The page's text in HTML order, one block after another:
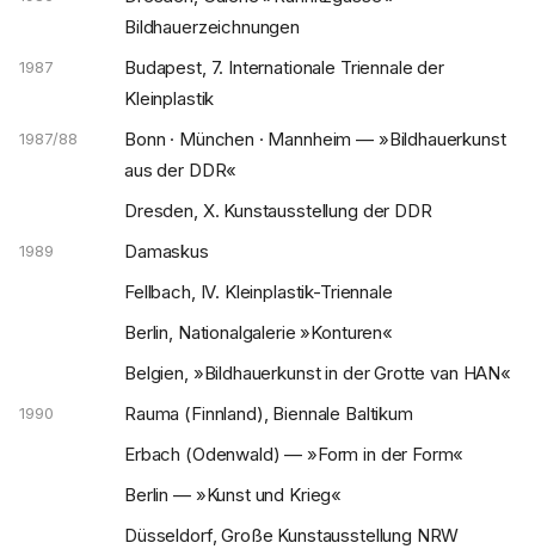
Bildhauerzeichnungen
1987
Budapest, 7. Internationale Triennale der
Kleinplastik
1987/88
Bonn · München · Mannheim — »Bildhauerkunst
aus der DDR«
Dresden, X. Kunstausstellung der DDR
1989
Damaskus
Fellbach, IV. Kleinplastik-Triennale
Berlin, Nationalgalerie »Konturen«
Belgien, »Bildhauerkunst in der Grotte van HAN«
1990
Rauma (Finnland), Biennale Baltikum
Erbach (Odenwald) — »Form in der Form«
Berlin — »Kunst und Krieg«
Düsseldorf, Große Kunstausstellung NRW